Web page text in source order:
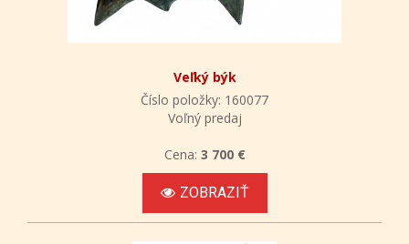
Veľký býk
Číslo položky: 160077
Voľný predaj
Cena: 3 700 €
ZOBRAZIŤ